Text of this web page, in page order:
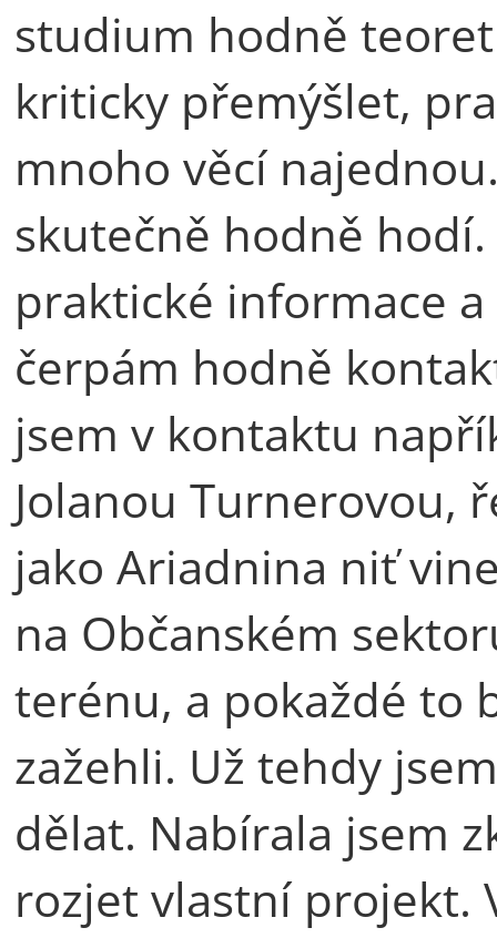
studium hodně
kriticky přemýšlet,
mnoho věcí
skutečně hodně
praktické informace
čerpám hodně
jsem v kontaktu
Jolanou Turnerovou,
jako Ariadnina niť
na Občanském
terénu, a pokaždé to
zažehli. Už tehdy
dělat. Nabírala jsem
rozjet vlastní projekt.